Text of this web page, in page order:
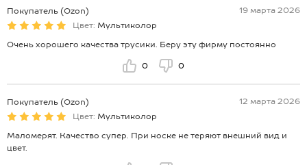
Покупатель (Ozon)
19 марта 2026
Цвет: Мультиколор
Очень хорошего качества трусики. Беру эту фирму постоянно
0 0
Покупатель (Ozon)
12 марта 2026
Цвет: Мультиколор
Маломерят. Качество супер. При носке не теряют внешний вид и
цвет.